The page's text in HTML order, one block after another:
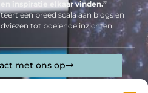
inspiratie elkaar vinden.”
een breed scala aan blogs en
tot boeiende inzichten.
met ons op